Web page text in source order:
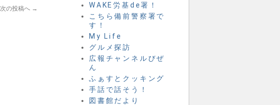
次の投稿へ →
WAKE労基de署！
こちら備前警察署で
す！
My Life
グルメ探訪
広報チャンネルびぜ
ん
ふぁすとクッキング
手話で話そう！
図書館だより